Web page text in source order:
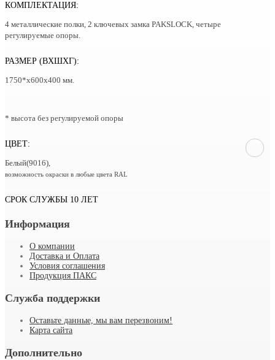
КОМПЛЕКТАЦИЯ:
4 металлические полки, 2 ключевых замка PAKSLOСK, четыре
регулируемые опоры.
РАЗМЕР (ВХШХГ):
1750*х600х400 мм.
* высота без регулируемой опоры
ЦВЕТ:
Белый(9016),
возможность окраски в любые цвета RAL
СРОК СЛУЖБЫ 10 ЛЕТ
Информация
О компании
Доставка и Оплата
Условия соглашения
Продукция ПАКС
Служба поддержки
Оставьте данные, мы вам перезвоним!
Карта сайта
Дополнительно